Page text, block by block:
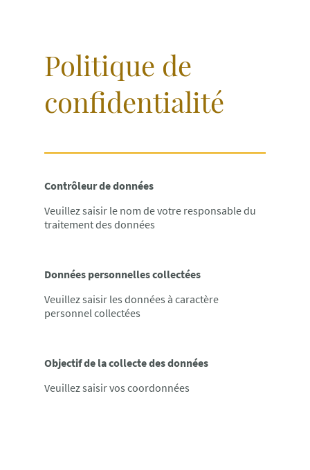
Politique de
confidentialité
Contrôleur de données
Veuillez saisir le nom de votre responsable du
traitement des données
Données personnelles collectées
Veuillez saisir les données à caractère
personnel collectées
Objectif de la collecte des données
Veuillez saisir vos coordonnées